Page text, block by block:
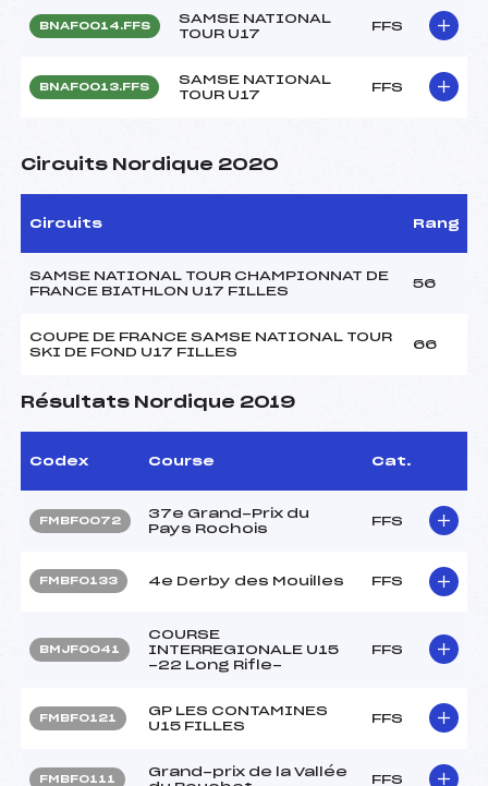
BNAF0014.FFS
SAMSE NATIONAL
TOUR U17
FFS
BNAF0013.FFS
SAMSE NATIONAL
TOUR U17
FFS
Circuits Nordique 2020
Circuits Rang
SAMSE NATIONAL TOUR CHAMPIONNAT DE
FRANCE BIATHLON U17 FILLES
56
COUPE DE FRANCE SAMSE NATIONAL TOUR
SKI DE FOND U17 FILLES
66
Résultats Nordique 2019
Codex Course Cat.
FMBF0072
37e Grand-Prix du
Pays Rochois
FFS
FMBF0133 4e Derby des Mouilles FFS
BMJF0041
COURSE
INTERREGIONALE U15
-22 Long Rifle-
FFS
FMBF0121
GP LES CONTAMINES
U15 FILLES
FFS
FMBF0111
Grand-prix de la Vallée
FFS